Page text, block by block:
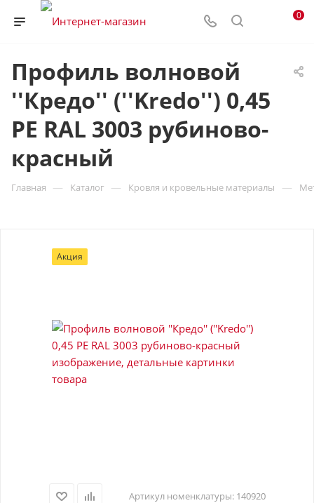
0
Профиль волновой
''Кредо'' (''Kredo'') 0,45
PE RAL 3003 рубиново-
красный
Главная — Каталог — Кровля и кровельные материалы —
Акция
Артикул номенклатуры: 140920